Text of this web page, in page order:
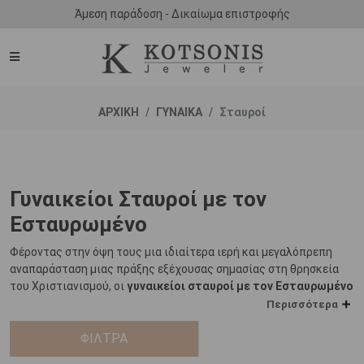
Άμεση παράδοση - Δικαίωμα επιστροφής
ΑΡΧΙΚΗ ΓΥΝΑΙΚΑ Σταυροί
Γυναικείοι Σταυροί με τον
Εσταυρωμένο
Φέροντας στην όψη τους μια ιδιαίτερα ιερή και μεγαλόπρεπη
αναπαράσταση μιας πράξης εξέχουσας σημασίας στη θρησκεία
του Χριστιανισμού, οι γυναικείοι σταυροί με τον Εσταυρωμένο
αποτελούν ένα επιβλητικό κόσμημα εξέχουσας σημασίας.
Η μορφή του Εσταυρωμένου αποτελεί μία από τις πλέον
διαδεδομένες εικόνες στη θρησκεία του Χριστιανισμού και
Περισσότερα
ΦΙΛΤΡΑ